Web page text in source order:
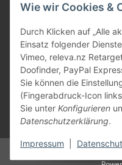
Wie wir Cookies &
Durch Klicken auf „Alle
Einsatz folgender
Vimeo, releva.nz
Doofinder, PayPal
Sie können die
(Fingerabdruck-Icon
Sie unter Konfigurieren
Datenschutzerklärung.
Impressum
* Alle Preise inkl. gesetzlicher